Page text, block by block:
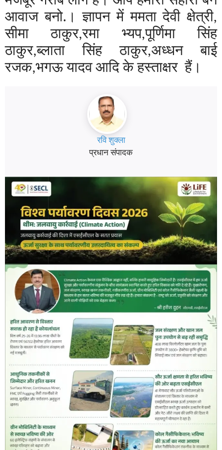
आवाज बनो.। ज्ञापन में ममता देवी क्षेत्री,
सीमा ठाकुर,रमा भ्यप,पूर्णिमा सिंह
ठाकुर,ब्लाता सिंह ठाकुर,अध्धन बाई
रजक,भगऊ यादव आदि के हस्ताक्षर हैं।
रवि शुक्ला
प्रधान संपादक